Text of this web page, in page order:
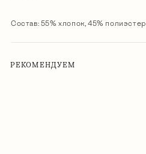
Состав: 55% хлопок, 45% полиэстер
РЕКОМЕНДУЕМ